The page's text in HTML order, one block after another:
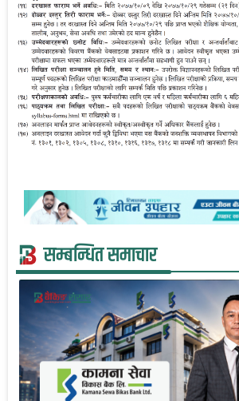
सम्बन्धित समाचार